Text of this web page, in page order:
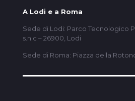
A Lodi e a Roma
Sede di Lodi: Parco Tecnologico
s.n.c – 26900, Lodi
Sede di Roma: Piazza della